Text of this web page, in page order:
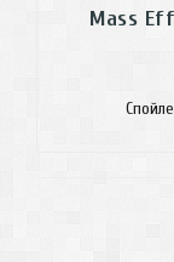
Mass